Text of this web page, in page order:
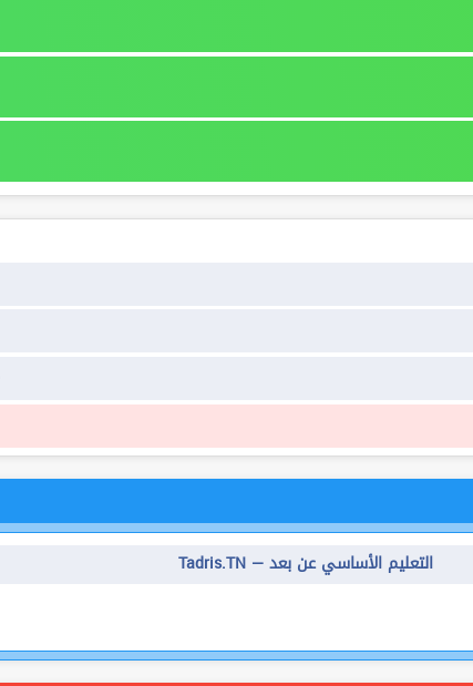
Tadris.TN — التعليم الأساسي عن بعد